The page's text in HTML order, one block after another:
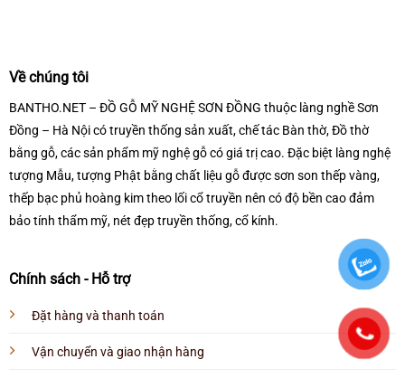
Về chúng tôi
BANTHO.NET – ĐỒ GỖ MỸ NGHỆ SƠN ĐỒNG thuộc làng nghề Sơn
Đồng – Hà Nội có truyền thống sản xuất, chế tác Bàn thờ, Đồ thờ
bằng gỗ, các sản phẩm mỹ nghệ gỗ có giá trị cao. Đặc biệt làng nghệ
tượng Mẫu, tượng Phật bằng chất liệu gỗ được sơn son thếp vàng,
thếp bạc phủ hoàng kim theo lối cổ truyền nên có độ bền cao đảm
bảo tính thẩm mỹ, nét đẹp truyền thống, cổ kính.
Chính sách - Hỗ trợ
Đặt hàng và thanh toán
Vận chuyển và giao nhận hàng